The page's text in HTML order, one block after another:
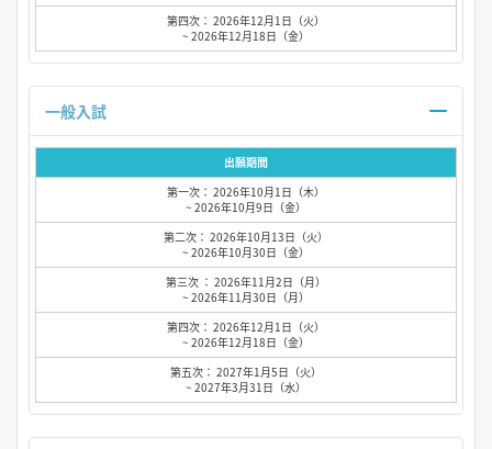
第四次： 2026年12月1日（火）
~ 2026年12月18日（金）
出願期間
第一次： 2026年10月1日（木）
~ 2026年10月9日（金）
第二次： 2026年10月13日（火）
~ 2026年10月30日（金）
第三次 ： 2026年11月2日（月）
~ 2026年11月30日（月）
第四次： 2026年12月1日（火）
~ 2026年12月18日（金）
第五次： 2027年1月5日（火）
~ 2027年3月31日（水）